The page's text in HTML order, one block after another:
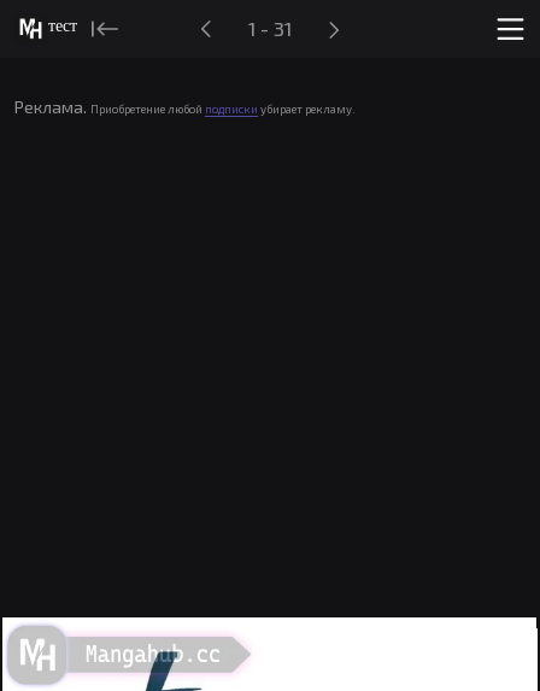
тест 1 - 31
Реклама. Приобретение любой подписки убирает рекламу.